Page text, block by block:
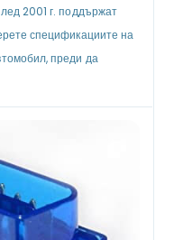
2001 г. поддържат
спецификациите на
преди да